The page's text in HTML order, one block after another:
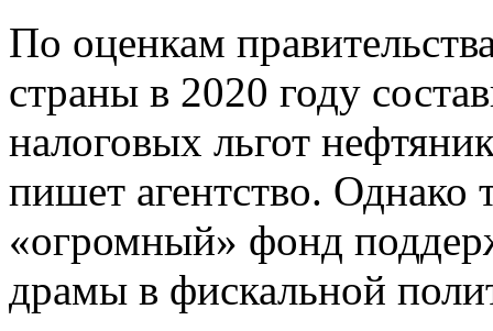
По оценкам
страны в 2020 году
налоговых льгот
пишет агентство. Однако
«огромный» фонд
драмы в фискальной